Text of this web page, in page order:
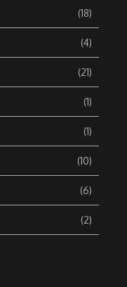
(18)
(4)
(21)
(1)
(1)
(10)
(6)
(2)